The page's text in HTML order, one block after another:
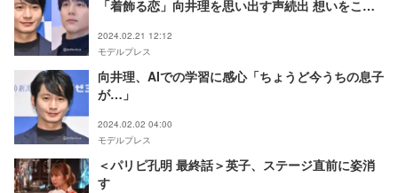
「着飾る恋」向井理を思い出す声続出 想いをこぼ
2024.02.21 12:12
モデルプレス
向井理、AIでの学習に感心「ちょうど今うちの息子
が…」
2024.02.02 04:00
モデルプレス
＜パリピ孔明 最終話＞英子、ステージ直前に姿消
す